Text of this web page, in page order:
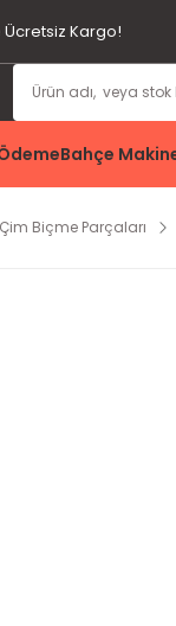
Ücretsiz Kargo!
Bahçe
Çim Biçme Parçaları